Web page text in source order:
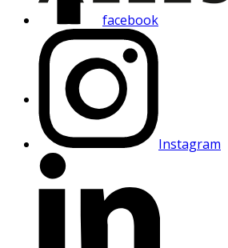
facebook
Instagram